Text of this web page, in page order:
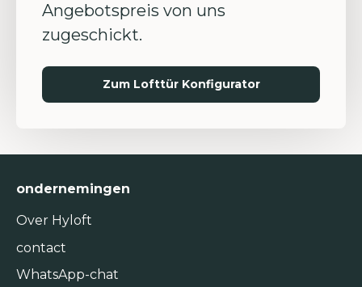
Angebotspreis von uns
zugeschickt.
Zum Lofttür Konfigurator
ondernemingen
Over Hyloft
contact
WhatsApp-chat